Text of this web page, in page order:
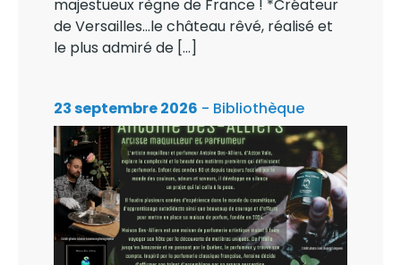
majestueux règne de France ! *Créateur
de Versailles…le château rêvé, réalisé et
le plus admiré de […]
23 septembre 2026 - Bibliothèque